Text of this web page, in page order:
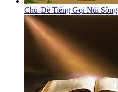
Chủ-Đề Tiếng Gọi Núi Sông